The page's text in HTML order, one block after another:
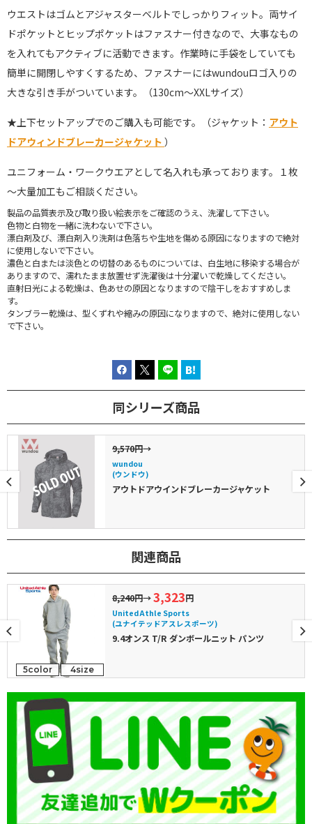
ウエストはゴムとアジャスターベルトでしっかりフィット。両サイ
ドポケットとヒップポケットはファスナー付きなので、大事なもの
を入れてもアクティブに活動できます。作業時に手袋をしていても
簡単に開閉しやすくするため、ファスナーにはwundouロゴ入りの
大きな引き手がついています。（130cm～XXLサイズ）
★ 上下セットアップでのご購入も可能です。（ジャケット： アウト
ドアウィンドブレーカージャケット ）
ユニフォーム・ワークウエアとして名入れも承っております。１枚
～大量加工もご相談ください。
製品の品質表示及び取り扱い絵表示をご確認のうえ、洗濯して下さい。
色物と白物を一緒に洗わないで下さい。
漂白剤及び、漂白剤入り洗剤は色落ちや生地を傷める原因になりますので絶対
に使用しないで下さい。
濃色と白または淡色との切替のあるものについては、白生地に移染する場合が
ありますので、濡れたまま放置せず洗濯後は十分濯いで乾燥してください。
直射日光による乾燥は、色あせの原因となりますので陰干しをおすすめしま
す。
タンブラー乾燥は、型くずれや縮みの原因になりますので、絶対に使用しない
で下さい。
同シリーズ商品
9,570円→
wundou
(ウンドウ)
アウトドアウインドブレーカージャケット
関連商品
5color 4size
8,240円→3,323円
United Athle Sports
(ユナイテッドアスレスポーツ)
9.4オンス T/R ダンボールニット パンツ